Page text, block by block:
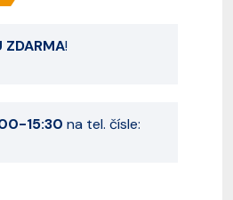
ZDARMA!
15:30 na tel. čísle: